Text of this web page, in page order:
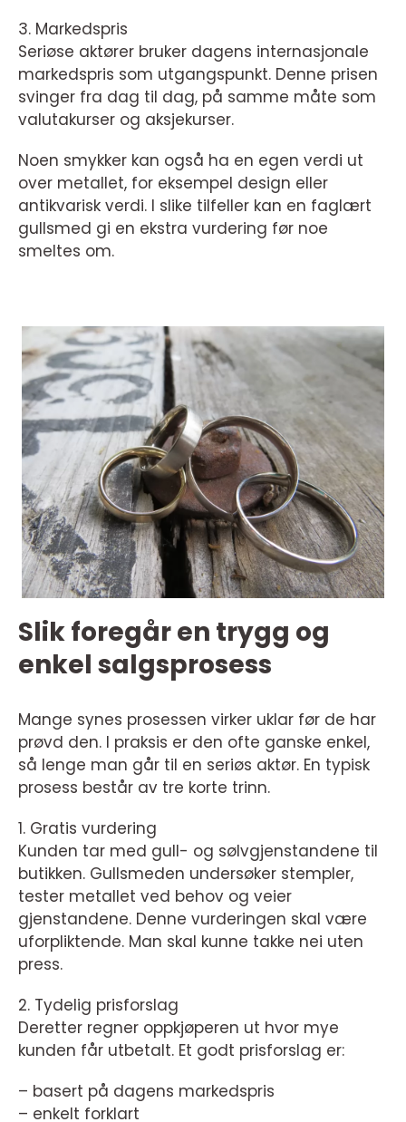
3. Markedspris
Seriøse aktører bruker dagens internasjonale
markedspris som utgangspunkt. Denne prisen
svinger fra dag til dag, på samme måte som
valutakurser og aksjekurser.
Noen smykker kan også ha en egen verdi ut
over metallet, for eksempel design eller
antikvarisk verdi. I slike tilfeller kan en faglært
gullsmed gi en ekstra vurdering før noe
smeltes om.
Slik foregår en trygg og
enkel salgsprosess
Mange synes prosessen virker uklar før de har
prøvd den. I praksis er den ofte ganske enkel,
så lenge man går til en seriøs aktør. En typisk
prosess består av tre korte trinn.
1. Gratis vurdering
Kunden tar med gull- og sølvgjenstandene til
butikken. Gullsmeden undersøker stempler,
tester metallet ved behov og veier
gjenstandene. Denne vurderingen skal være
uforpliktende. Man skal kunne takke nei uten
press.
2. Tydelig prisforslag
Deretter regner oppkjøperen ut hvor mye
kunden får utbetalt. Et godt prisforslag er:
– basert på dagens markedspris
– enkelt forklart